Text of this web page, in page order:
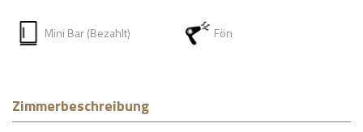
Mini Bar (Bezahlt) Fön
Zimmerbeschreibung